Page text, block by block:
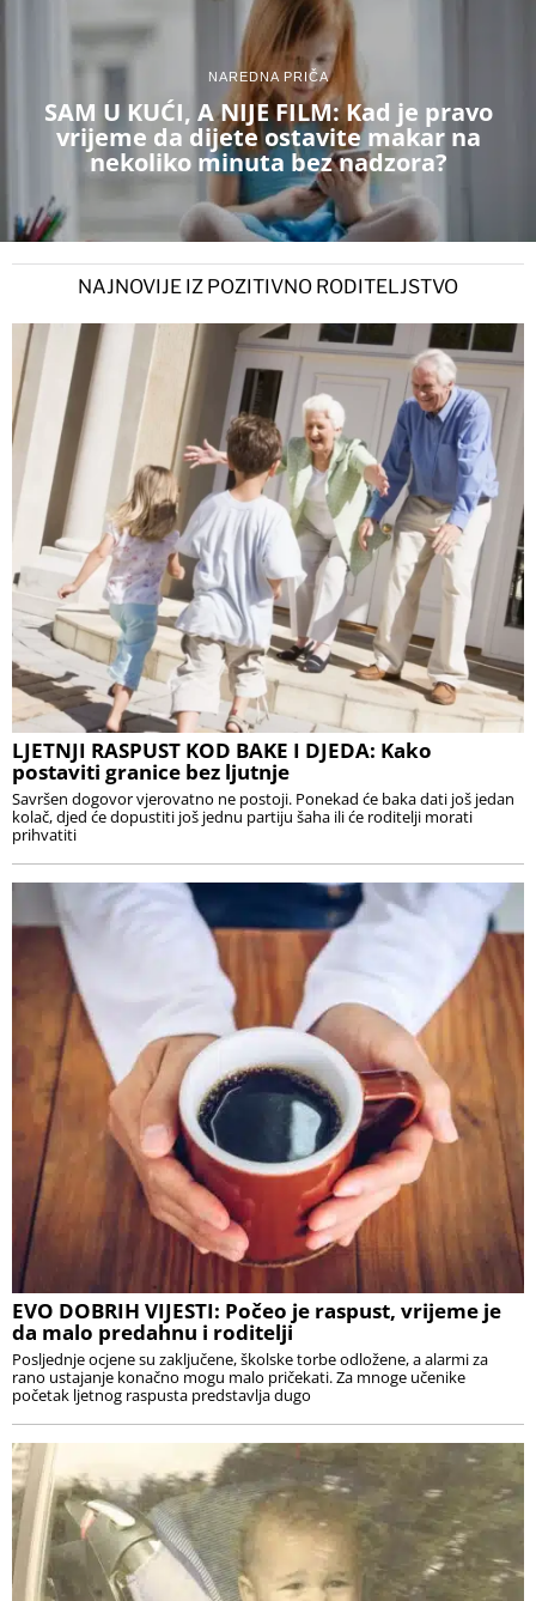
NAREDNA PRIČA
SAM U KUĆI, A NIJE FILM: Kad je pravo
vrijeme da dijete ostavite makar na
nekoliko minuta bez nadzora?
NAJNOVIJE IZ POZITIVNO RODITELJSTVO
LJETNJI RASPUST KOD BAKE I DJEDA: Kako
postaviti granice bez ljutnje
Savršen dogovor vjerovatno ne postoji. Ponekad će baka dati još jedan
kolač, djed će dopustiti još jednu partiju šaha ili će roditelji morati
prihvatiti
EVO DOBRIH VIJESTI: Počeo je raspust, vrijeme je
da malo predahnu i roditelji
Posljednje ocjene su zaključene, školske torbe odložene, a alarmi za
rano ustajanje konačno mogu malo pričekati. Za mnoge učenike
početak ljetnog raspusta predstavlja dugo